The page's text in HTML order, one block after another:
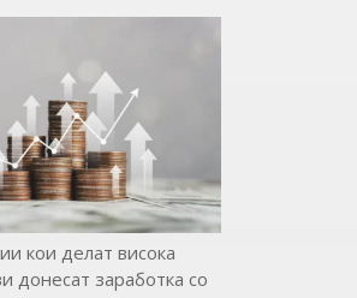
кои делат висока
донесат заработка со